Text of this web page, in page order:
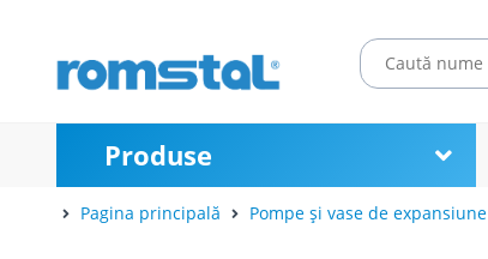
Produse
Pagina principală Pompe și vase de expansiune